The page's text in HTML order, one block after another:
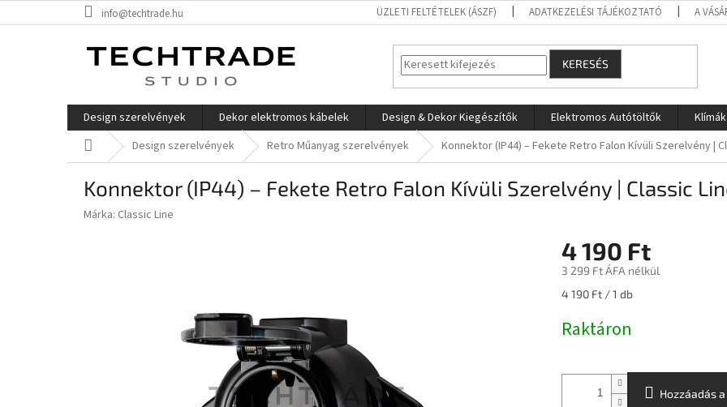
a
info@techtrade.hu ÜZLETI FELTÉTELEK (ÁSZF) ADATKEZELÉSI TÁJÉKOZTATÓ A
KERESÉS
Design szerelvények Dekor elektromos kábelek Design & Dekor Kiegészítők Elektromos Autótöltők
KezdőlapDesign szerelvények Retro Műanyag szerelvények Konnektor (IP44) – Fekete Retro Falon Kívüli Szerelvény |
Konnektor (IP44) – Fekete Retro Falon Kívüli Szerelvény | Classic
Márka: Classic Line
4 190 Ft
3 299 Ft ÁFA nélkül
Egységár:
4 190 Ft / 1 db
Raktáron
Hozzáadás